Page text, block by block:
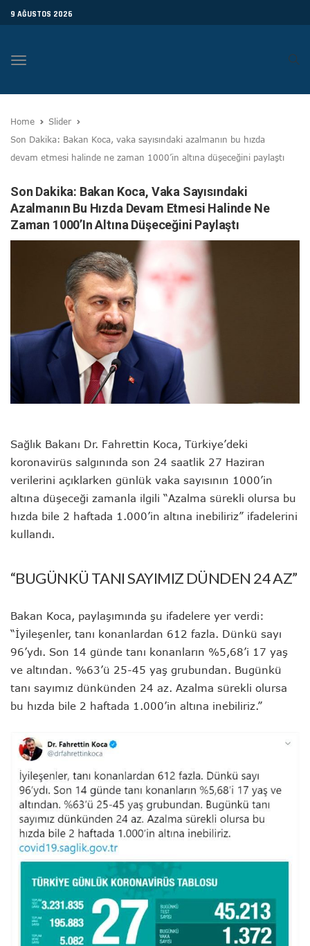
9 AĞUSTOS 2026
Toggle
Home
Slider
Son Dakika: Bakan Koca, vaka sayısındaki azalmanın bu hızda
devam etmesi halinde ne zaman 1000’in altına düşeceğini paylaştı
Son Dakika: Bakan Koca, Vaka Sayısındaki
Azalmanın Bu Hızda Devam Etmesi Halinde Ne
Zaman 1000’in Altına Düşeceğini Paylaştı
Sağlık Bakanı Dr. Fahrettin Koca, Türkiye’deki
koronavirüs salgınında son 24 saatlik 27 Haziran
verilerini açıklarken günlük vaka sayısının 1000’in
altına düşeceği zamanla ilgili “Azalma sürekli olursa bu
hızda bile 2 haftada 1.000’in altına inebiliriz” ifadelerini
kullandı.
“BUGÜNKÜ TANI SAYIMIZ DÜNDEN 24 AZ”
Bakan Koca, paylaşımında şu ifadelere yer verdi:
“İyileşenler, tanı konanlardan 612 fazla. Dünkü sayı
96’ydı. Son 14 günde tanı konanların %5,68’i 17 yaş
ve altından. %63’ü 25-45 yaş grubundan. Bugünkü
tanı sayımız dünkünden 24 az. Azalma sürekli olursa
bu hızda bile 2 haftada 1.000’in altına inebiliriz.”